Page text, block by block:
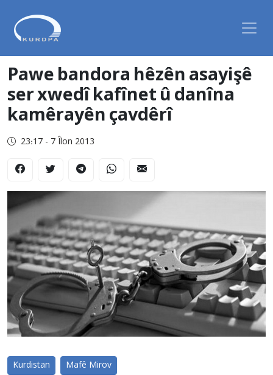
Pawe bandora hêzên asayişê
ser xwedî kafînet û danîna
kamêrayên çavdêrî
23:17 - 7 Îlon 2013
Kurdistan Mafê Mirov